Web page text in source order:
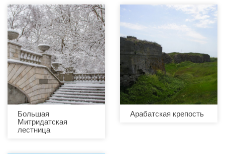
Большая
Митридатская
лестница
Арабатская крепость